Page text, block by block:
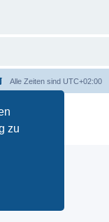
zu
Alle Zeiten sind UTC+02:00
Limited